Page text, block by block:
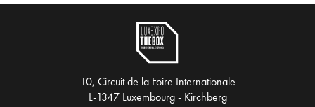
10, Circuit de la Foire Internationale
L-1347 Luxembourg - Kirchberg